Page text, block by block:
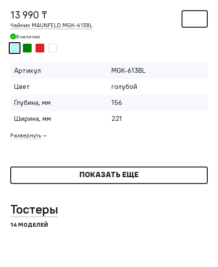
13 990 ₸
Чайник MAUNFELD MGK-613BL
В наличии
Артикул
MGK-613BL
Цвет
голубой
Глубина, мм
156
Ширина, мм
221
Развернуть
ПОКАЗАТЬ ЕЩЕ
Тостеры
14 МОДЕЛЕЙ